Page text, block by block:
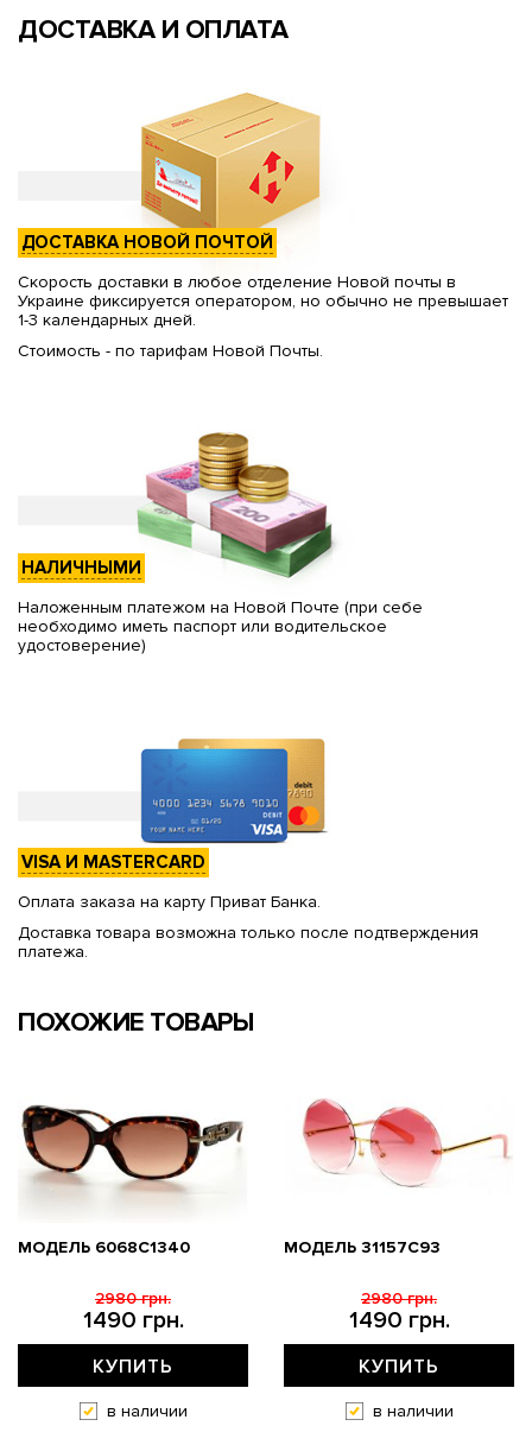
ДОСТАВКА И ОПЛАТА
ДОСТАВКА НОВОЙ ПОЧТОЙ
Скорость доставки в любое отделение Новой почты в
Украине фиксируется оператором, но обычно не превышает
1-3 календарных дней.
Стоимость - по тарифам Новой Почты.
НАЛИЧНЫМИ
Наложенным платежом на Новой Почте (при себе
необходимо иметь паспорт или водительское
удостоверение)
VISA И MASTERCARD
Оплата заказа на карту Приват Банка.
Доставка товара возможна только после подтверждения
платежа.
ПОХОЖИЕ ТОВАРЫ
МОДЕЛЬ 6068C1340
1490 грн.
2980 грн.
КУПИТЬ
в наличии
МОДЕЛЬ 31157С93
1490 грн.
2980 грн.
КУПИТЬ
в наличии